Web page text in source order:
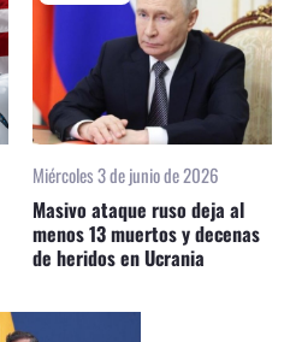
Miércoles 3 de junio de 2026
Masivo ataque ruso deja al
menos 13 muertos y decenas
de heridos en Ucrania